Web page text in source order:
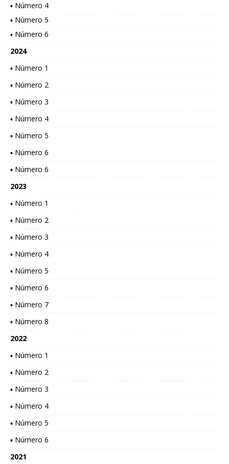
▪ Número 4
▪ Número 5
▪ Número 6
2024
▪ Número 1
▪ Número 2
▪ Número 3
▪ Número 4
▪ Número 5
▪ Número 6
▪ Número 6
2023
▪ Número 1
▪ Número 2
▪ Número 3
▪ Número 4
▪ Número 5
▪ Número 6
▪ Número 7
▪ Número 8
2022
▪ Número 1
▪ Número 2
▪ Número 3
▪ Número 4
▪ Número 5
▪ Número 6
2021